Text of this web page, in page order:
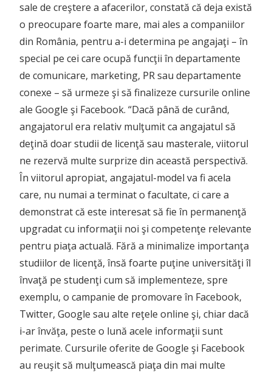
sale de creştere a afacerilor, constată că deja există
o preocupare foarte mare, mai ales a companiilor
din România, pentru a-i determina pe angajaţi – în
special pe cei care ocupă funcţii în departamente
de comunicare, marketing, PR sau departamente
conexe – să urmeze şi să finalizeze cursurile online
ale Google şi Facebook. “Dacă până de curând,
angajatorul era relativ mulţumit ca angajatul să
deţină doar studii de licenţă sau masterale, viitorul
ne rezervă multe surprize din această perspectivă.
În viitorul apropiat, angajatul-model va fi acela
care, nu numai a terminat o facultate, ci care a
demonstrat că este interesat să fie în permanenţă
upgradat cu informaţii noi şi competenţe relevante
pentru piaţa actuală. Fără a minimalize importanţa
studiilor de licenţă, însă foarte puţine universităţi îl
învaţă pe studenţi cum să implementeze, spre
exemplu, o campanie de promovare în Facebook,
Twitter, Google sau alte reţele online şi, chiar dacă
i-ar învăţa, peste o lună acele informaţii sunt
perimate. Cursurile oferite de Google şi Facebook
au reuşit să mulţumească piaţa din mai multe